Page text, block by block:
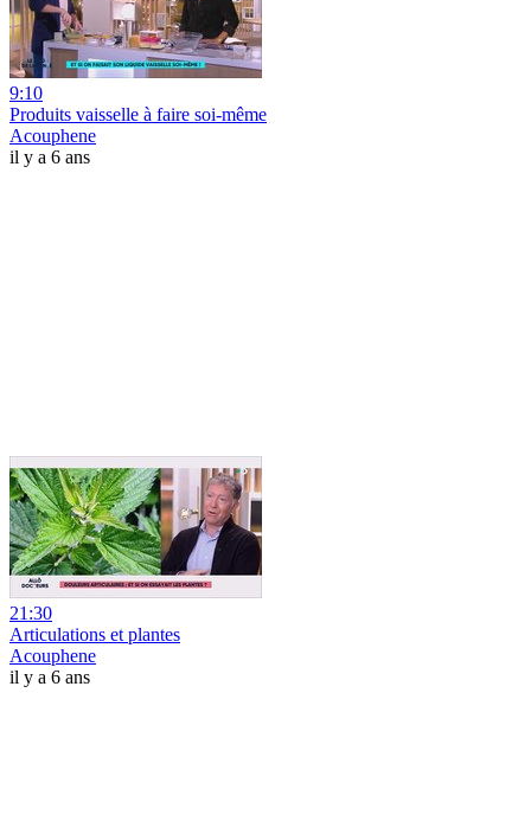
9:10
Produits vaisselle à faire soi-même
Acouphene
il y a 6 ans
21:30
Articulations et plantes
Acouphene
il y a 6 ans